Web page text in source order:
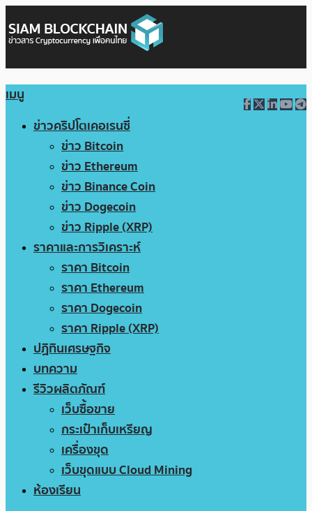
เมนู
ข่าวคริปโตเคอเรนซี่
ข่าว Bitcoin
ข่าว Ethereum
ข่าว Binance Coin
ข่าว Dogecoin
ข่าว Ripple (XRP)
ราคาและการวิเคราะห์
ราคา Bitcoin
ราคา Ethereum
ราคา Dogecoin
ราคา Ripple (XRP)
ปฏิทินเศรษฐกิจ
บทความ
รีวิวผลิตภัณฑ์
เว็บซื้อขาย
กระเป๋าเก็บเหรียญ
เครื่องขุด
เว็บขุดแบบ Cloud Mining
ห้องเรียน